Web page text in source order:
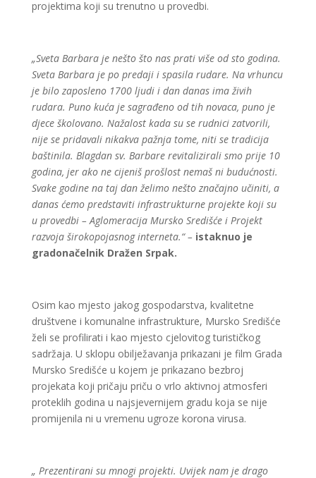
projektima koji su trenutno u provedbi.
„Sveta Barbara je nešto što nas prati više od sto godina.
Sveta Barbara je po predaji i spasila rudare. Na vrhuncu
je bilo zaposleno 1700 ljudi i dan danas ima živih
rudara. Puno kuća je sagrađeno od tih novaca, puno je
djece školovano. Nažalost kada su se rudnici zatvorili,
nije se pridavali nikakva pažnja tome, niti se tradicija
baštinila. Blagdan sv. Barbare revitalizirali smo prije 10
godina, jer ako ne cijeniš prošlost nemaš ni budućnosti.
Svake godine na taj dan želimo nešto značajno učiniti, a
danas ćemo predstaviti infrastrukturne projekte koji su
u provedbi – Aglomeracija Mursko Središće i Projekt
razvoja širokopojasnog interneta.“ – istaknuo je
gradonačelnik Dražen Srpak.
Osim kao mjesto jakog gospodarstva, kvalitetne
društvene i komunalne infrastrukture, Mursko Središće
želi se profilirati i kao mjesto cjelovitog turističkog
sadržaja. U sklopu obilježavanja prikazani je film Grada
Mursko Središće u kojem je prikazano bezbroj
projekata koji pričaju priču o vrlo aktivnoj atmosferi
proteklih godina u najsjevernijem gradu koja se nije
promijenila ni u vremenu ugroze korona virusa.
„ Prezentirani su mnogi projekti. Uvijek nam je drago